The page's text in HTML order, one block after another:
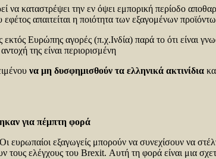
να καταστρέψει την εν όψει εμπορική περίοδο
απαιτείται η ποιότητα των εξαγομένων
Ευρώπης αγορές (π.χ.Ινδία) παρά το ότι είναι
της είναι περιορισμένη
να μη δυσφημισθούν τα ελληνικά ακτινίδια
για πέμπτη φορά
ευρωπαίοι εξαγωγείς μπορούν να συνεχίσουν να
ελέγχους του Brexit. Αυτή τη φορά είναι μια